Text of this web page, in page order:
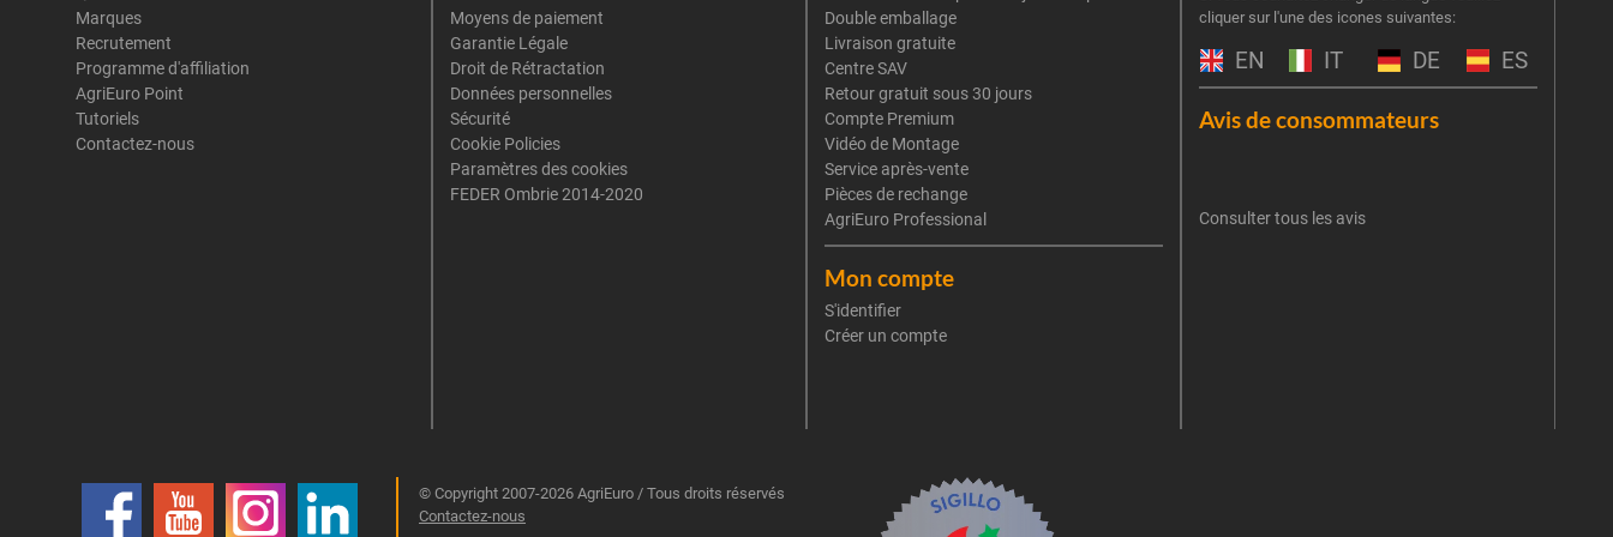
Marques
Recrutement
Programme d'affiliation
AgriEuro Point
Tutoriels
Contactez-nous
Moyens de paiement
Garantie Légale
Droit de Rétractation
Données personnelles
Sécurité
Cookie Policies
Paramètres des cookies
FEDER Ombrie 2014-2020
Double emballage
Livraison gratuite
Centre SAV
Retour gratuit sous 30 jours
Compte Premium
Vidéo de Montage
Service après-vente
Pièces de rechange
AgriEuro Professional
Mon compte
S'identifier
Créer un compte
cliquer sur l'une des icones suivantes:
EN IT DE ES
Avis de consommateurs
Consulter tous les avis
© Copyright 2007-2026 AgriEuro / Tous droits réservés
Contactez-nous